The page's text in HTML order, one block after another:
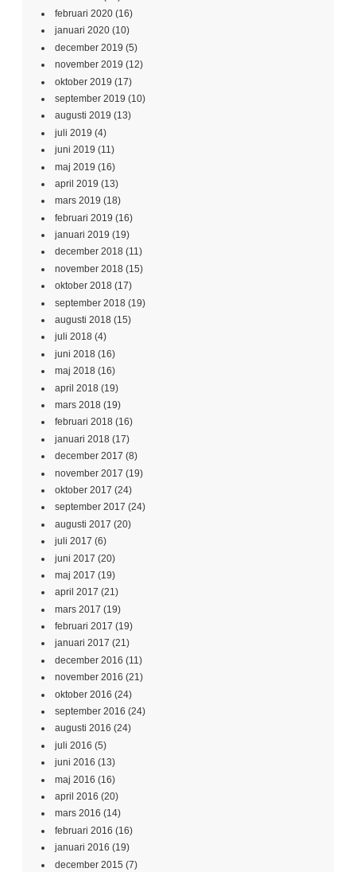
februari 2020 (16)
januari 2020 (10)
december 2019 (5)
november 2019 (12)
oktober 2019 (17)
september 2019 (10)
augusti 2019 (13)
juli 2019 (4)
juni 2019 (11)
maj 2019 (16)
april 2019 (13)
mars 2019 (18)
februari 2019 (16)
januari 2019 (19)
december 2018 (11)
november 2018 (15)
oktober 2018 (17)
september 2018 (19)
augusti 2018 (15)
juli 2018 (4)
juni 2018 (16)
maj 2018 (16)
april 2018 (19)
mars 2018 (19)
februari 2018 (16)
januari 2018 (17)
december 2017 (8)
november 2017 (19)
oktober 2017 (24)
september 2017 (24)
augusti 2017 (20)
juli 2017 (6)
juni 2017 (20)
maj 2017 (19)
april 2017 (21)
mars 2017 (19)
februari 2017 (19)
januari 2017 (21)
december 2016 (11)
november 2016 (21)
oktober 2016 (24)
september 2016 (24)
augusti 2016 (24)
juli 2016 (5)
juni 2016 (13)
maj 2016 (16)
april 2016 (20)
mars 2016 (14)
februari 2016 (16)
januari 2016 (19)
december 2015 (7)